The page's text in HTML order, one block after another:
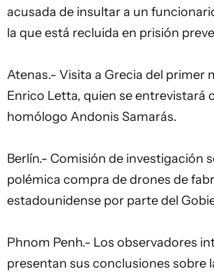
acusada de insultar a un
la que está recluida en prisión
Atenas.- Visita a Grecia del primer
Enrico Letta, quien se entrevistará
homólogo Andonis Samarás.
Berlín.- Comisión de investigación
polémica compra de drones de
estadounidense por parte del
Phnom Penh.- Los observadores
presentan sus conclusiones sobre